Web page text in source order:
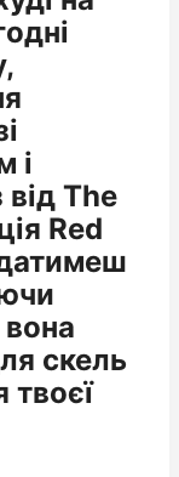
і
The
Red
вона
скель
твоєї